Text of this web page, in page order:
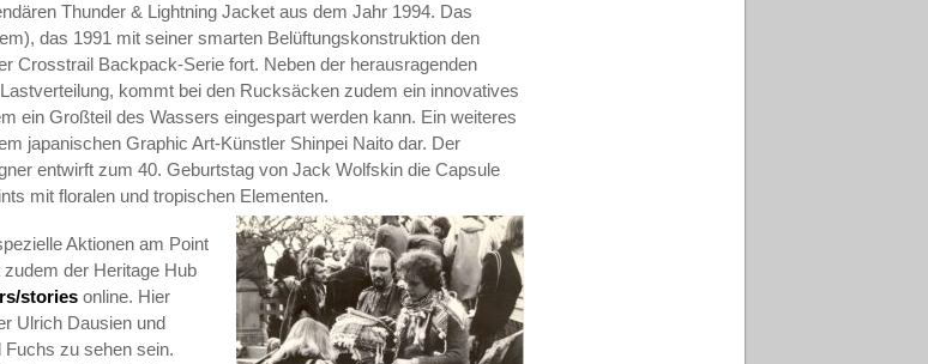
Thunder & Lightning Jacket aus dem Jahr 1994. Das
das 1991 mit seiner smarten Belüftungskonstruktion den
Crosstrail Backpack-Serie fort. Neben der herausragenden
kommt bei den Rucksäcken zudem ein innovatives
ein Großteil des Wassers eingespart werden kann. Ein weiteres
japanischen Graphic Art-Künstler Shinpei Naito dar. Der
entwirft zum 40. Geburtstag von Jack Wolfskin die Capsule
mit floralen und tropischen Elementen.
Aktionen am Point
der Heritage Hub
storiesonline. Hier
Ulrich Dausien und
Fuchs zu sehen sein.